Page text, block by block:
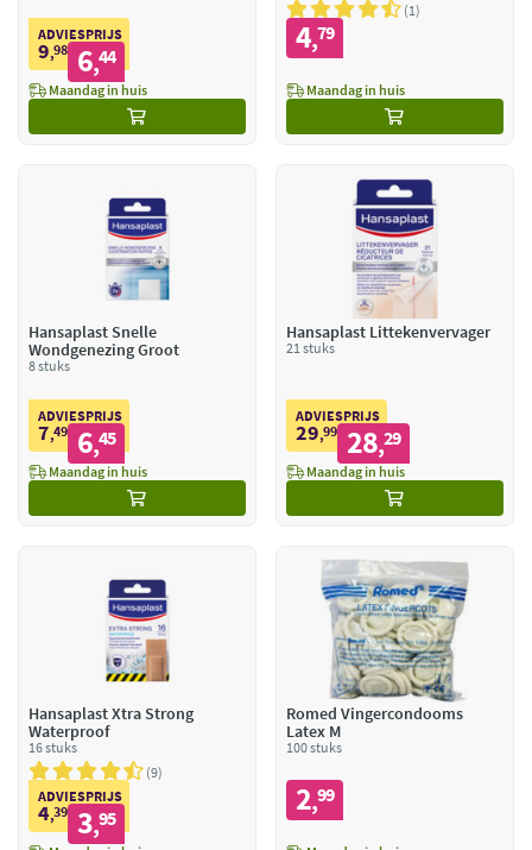
ADVIESPRIJS
9,98 6,44
Maandag in huis
1
4,79
Maandag in huis
Hansaplast Snelle
Wondgenezing Groot
8 stuks
ADVIESPRIJS
7,49 6,45
Maandag in huis
Hansaplast Littekenvervager
21 stuks
ADVIESPRIJS
29,99 28,29
Maandag in huis
Hansaplast Xtra Strong
Waterproof
16 stuks
9
ADVIESPRIJS
4,39 3,95
Romed Vingercondooms
Latex M
100 stuks
2,99